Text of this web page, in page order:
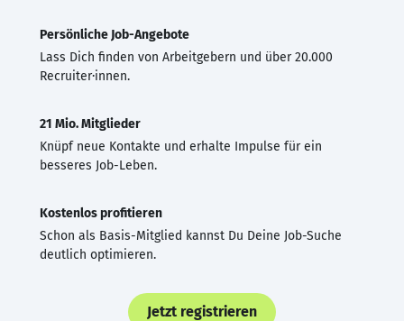
Persönliche Job-Angebote
Lass Dich finden von Arbeitgebern und über 20.000
Recruiter·innen.
21 Mio. Mitglieder
Knüpf neue Kontakte und erhalte Impulse für ein
besseres Job-Leben.
Kostenlos profitieren
Schon als Basis-Mitglied kannst Du Deine Job-Suche
deutlich optimieren.
Jetzt registrieren